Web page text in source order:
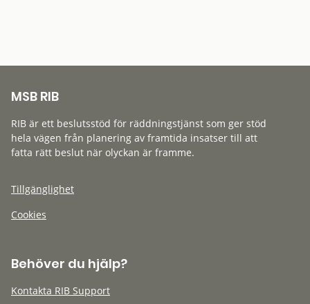
MSB RIB
RIB är ett beslutsstöd för räddningstjänst som ger stöd
hela vägen från planering av framtida insatser till att
fatta rätt beslut när olyckan är framme.
Tillgänglighet
Cookies
Behöver du hjälp?
Kontakta RIB Support